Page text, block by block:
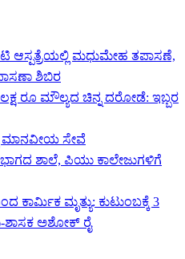
ಆಸ್ಪತ್ರೆಯಲ್ಲಿ ಮಧುಮೇಹ ತಪಾಸಣೆ,
ಶಿಬಿರ
ರೂ ಮೌಲ್ಯದ ಚಿನ್ನ ದರೋಡೆ: ಇಬ್ಬರ
ಮಾನವೀಯ ಸೇವೆ
ಶಾಲೆ, ಪಿಯು ಕಾಲೇಜುಗಳಿಗೆ
ಕಾರ್ಮಿಕ ಮೃತ್ಯು: ಕುಟುಂಬಕ್ಕೆ 3
ಶಾಸಕ ಅಶೋಕ್ ರೈ